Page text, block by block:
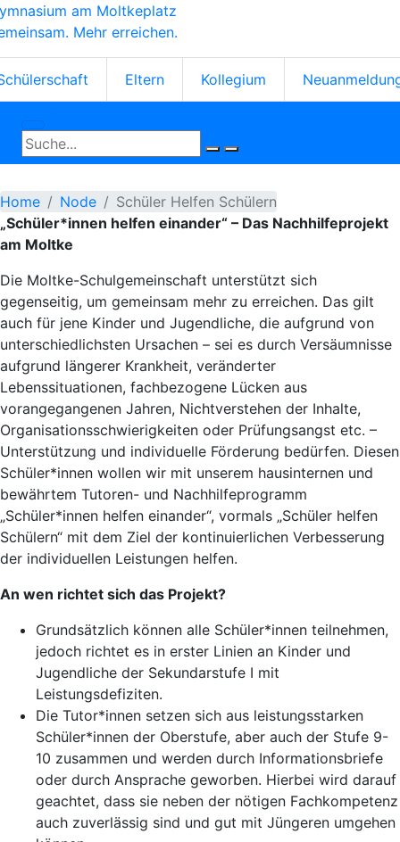
Skip
to
main
content
am Moltkeplatz
Mehr erreichen.
Eltern Kollegium
Home Node
Schüler Helfen Schülern
„Schüler*innen helfen einander“ – Das Nachhilfeprojekt
am Moltke
Die Moltke-Schulgemeinschaft unterstützt sich
gegenseitig, um gemeinsam mehr zu erreichen. Das gilt
auch für jene Kinder und Jugendliche, die aufgrund von
unterschiedlichsten Ursachen – sei es durch Versäumnisse
aufgrund längerer Krankheit, veränderter
Lebenssituationen, fachbezogene Lücken aus
vorangegangenen Jahren, Nichtverstehen der Inhalte,
Organisationsschwierigkeiten oder Prüfungsangst etc. –
Unterstützung und individuelle Förderung bedürfen. Diesen
Schüler*innen wollen wir mit unserem hausinternen und
bewährtem Tutoren- und Nachhilfeprogramm
„Schüler*innen helfen einander“, vormals „Schüler helfen
Schülern“ mit dem Ziel der kontinuierlichen Verbesserung
der individuellen Leistungen helfen.
An wen richtet sich das Projekt?
Grundsätzlich können alle Schüler*innen teilnehmen,
jedoch richtet es in erster Linien an Kinder und
Jugendliche der Sekundarstufe I mit
Leistungsdefiziten.
Die Tutor*innen setzen sich aus leistungsstarken
Schüler*innen der Oberstufe, aber auch der Stufe 9-
10 zusammen und werden durch Informationsbriefe
oder durch Ansprache geworben. Hierbei wird darauf
geachtet, dass sie neben der nötigen Fachkompetenz
auch zuverlässig sind und gut mit Jüngeren umgehen